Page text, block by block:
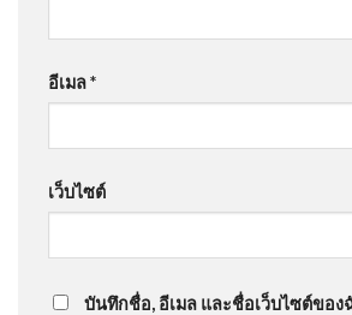
อีเมล*
เว็บไซต์
บันทึกชื่อ, อีเมล และชื่อเว็บไซต์ของ